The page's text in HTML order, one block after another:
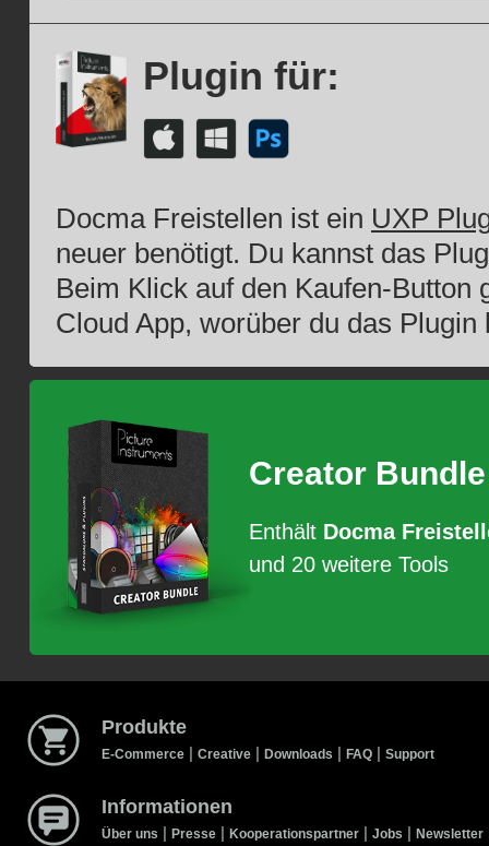
Plugin für:
Docma Freistellen ist ein UXP
neuer benötigt. Du kannst das
Beim Klick auf den Kaufen-
Cloud App, worüber du das
Creator Bundle
Enthält Docma
und 20 weitere Tools
Produkte
E-Commerce | Creative | Downloads | FAQ | Support
Informationen
Über uns | Presse | Kooperationspartner | Jobs | Newsletter